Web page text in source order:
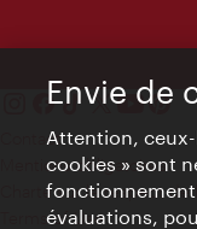
Contact
Mentions obligatoires
Charte sur le respect de
Terms of Use
Envie de
Attention, ceux-
cookies » sont
fonctionnement
évaluations,